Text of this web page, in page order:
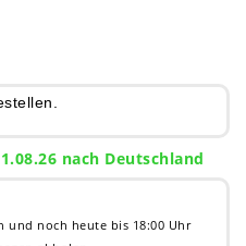
nach Deutschland
und noch heute bis 18:00 Uhr